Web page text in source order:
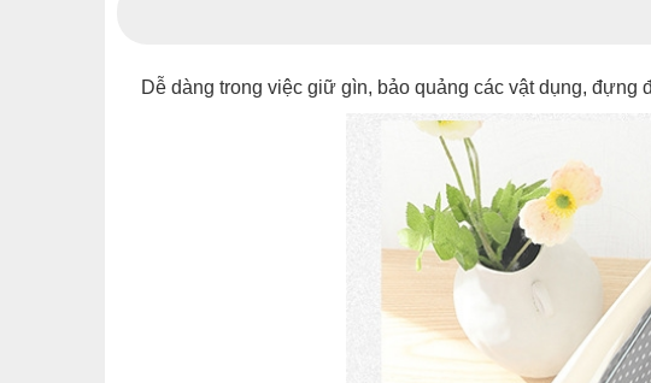
Dễ dàng trong việc giữ gìn, bảo quảng các vật dụng,